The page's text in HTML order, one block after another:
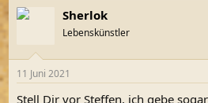
t
l
e
t
e
l
Sherlok
Lebenskünstler
11 Juni 2021
Stell Dir vor Steffen, ich gebe